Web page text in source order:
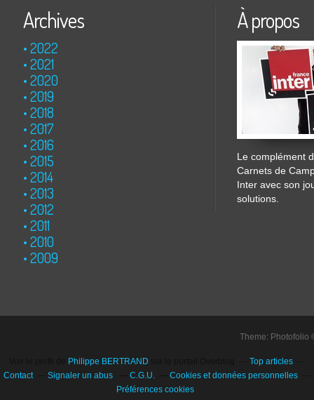
Archives
2022
2021
2020
2019
2018
2017
2016
2015
2014
2013
2012
2011
2010
2009
À propos
Le complément
Carnets de
Inter avec son
solutions.
Theme:
Philippe BERTRAND
Top articles
Contact
Signaler un abus C.G.U.
Cookies et données personnelles
Préférences cookies